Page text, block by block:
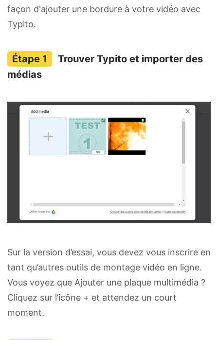
façon d'ajouter une bordure à votre vidéo avec
Typito.
Trouver Typito et importer des
médias
Sur la version d’essai, vous devez vous inscrire en
tant qu’autres outils de montage vidéo en ligne.
Vous voyez que Ajouter une plaque multimédia ?
Cliquez sur l’icône + et attendez un court
moment.